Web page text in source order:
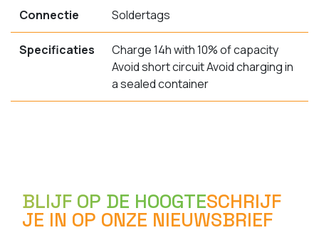
Connectie Soldertags
Specificaties
Charge 14h with 10% of capacity
Avoid short circuit Avoid charging in
a sealed container
BLIJF OP DE HOOGTESCHRIJF
JE IN OP ONZE NIEUWSBRIEF